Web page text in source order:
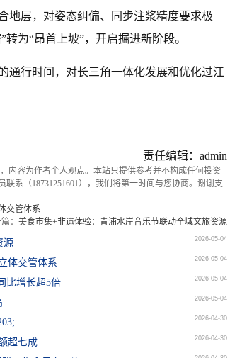
地层，对姿态纠偏、同步注浆精度要求极
为“昂首上坡”，开启掘进新阶段。
通行时间，对长三角一体化发展和优化过江
责任编辑：admin
内容为作者个人观点。本站只提供参考并不构成任何投资
系（18731251601），我们将第一时间与您协商。谢谢支
交管体系
： 美食市集+非遗体验：青浦水岸音乐节联动全域文旅资源
源
2026-05-04
体交管体系 2026-05-04
比增长超5倍 2026-05-04
2026-05-04
2026-04-30
超七成 2026-04-30